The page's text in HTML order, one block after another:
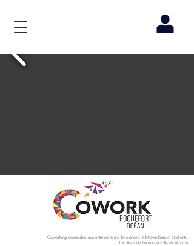
Coworking accessible aux entrepreneurs, freelances, télétravailleurs et étudiants.
Locations de bureau et salle de réunion